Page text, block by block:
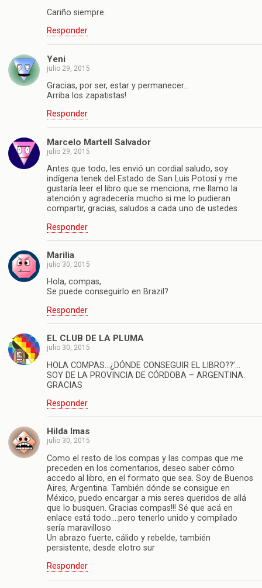
Cariño siempre.
Responder
Yeni
julio 29, 2015
Gracias, por ser, estar y permanecer…
Arriba los zapatistas!
Responder
Marcelo Martell Salvador
julio 29, 2015
Antes que todo, les envió un cordial saludo, soy
indígena tenek del Estado de San Luis Potosí y me
gustaría leer el libro que se menciona, me llamo la
atención y agradecería mucho si me lo pudieran
compartir, gracias, saludos a cada uno de ustedes.
Responder
Marilia
julio 30, 2015
Hola, compas,
Se puede conseguirlo en Brazil?
Responder
EL CLUB DE LA PLUMA
julio 30, 2015
HOLA COMPAS…¿DÓNDE CONSEGUIR EL LIBRO??’…
SOY DE LA PROVINCIA DE CÓRDOBA – ARGENTINA.
GRACIAS
Responder
Hilda Imas
julio 30, 2015
Como el resto de los compas y las compas que me
preceden en los comentarios, deseo saber cómo
accedo al libro, en el formato que sea. Soy de Buenos
Aires, Argentina. También dónde se consigue en
México, puedo encargar a mis seres queridos de allá
que lo busquen. Gracias compas!!! Sé que acá en
enlace está todo….pero tenerlo unido y compilado
sería maravilloso
Un abrazo fuerte, cálido y rebelde, también
persistente, desde elotro sur
Responder